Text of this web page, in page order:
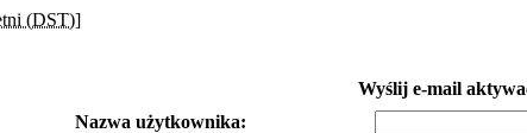
(DST)]
Wyślij e-mail
Nazwa użytkownika: